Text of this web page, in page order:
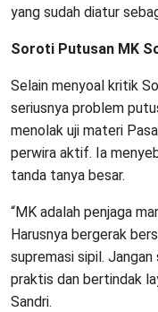
yang sudah diatur
Soroti Putusan MK
Selain menyoal kritik
seriusnya problem
menolak uji materi
perwira aktif. Ia
tanda tanya besar.
“MK adalah penjaga
Harusnya bergerak
supremasi sipil.
praktis dan bertindak
Sandri.